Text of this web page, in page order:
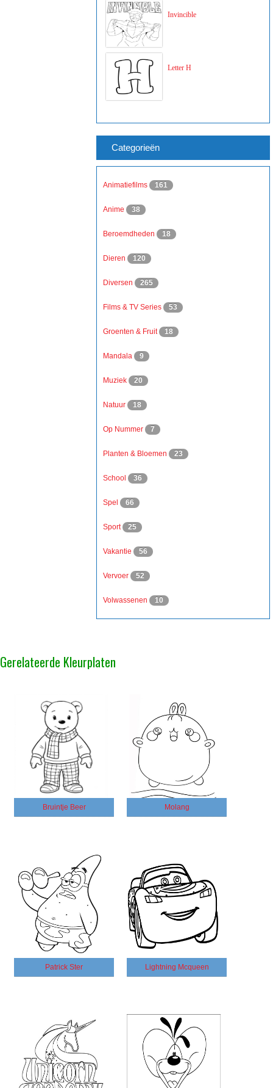
Invincible
Letter H
Categorieën
Animatiefilms 161
Anime 38
Beroemdheden 18
Dieren 120
Diversen 265
Films & TV Series 53
Groenten & Fruit 18
Mandala 9
Muziek 20
Natuur 18
Op Nummer 7
Planten & Bloemen 23
School 36
Spel 66
Sport 25
Vakantie 56
Vervoer 52
Volwassenen 10
Gerelateerde Kleurplaten
Bruintje Beer Molang
Patrick Ster Lightning Mcqueen